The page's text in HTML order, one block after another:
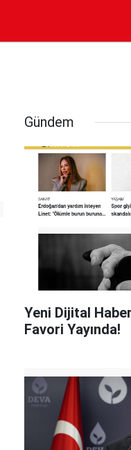
Gündem
Yeni Dijital
Favori Yayında!